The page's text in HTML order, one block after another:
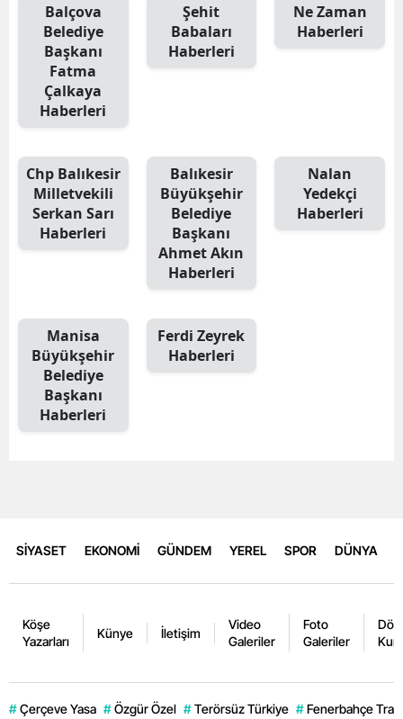
Balçova
Belediye
Başkanı
Fatma
Çalkaya
Haberleri
Şehit
Babaları
Haberleri
Ne Zaman
Haberleri
Chp Balıkesir
Milletvekili
Serkan Sarı
Haberleri
Balıkesir
Büyükşehir
Belediye
Başkanı
Ahmet Akın
Haberleri
Nalan
Yedekçi
Haberleri
Manisa
Büyükşehir
Belediye
Başkanı
Haberleri
Ferdi Zeyrek
Haberleri
SİYASET EKONOMİ GÜNDEM YEREL SPOR DÜNYA
Köşe
Yazarları
Künye İletişim
Video
Galeriler
Foto
Galeriler
# Çerçeve Yasa # Özgür Özel # Terörsüz Türkiye # Fenerbahçe